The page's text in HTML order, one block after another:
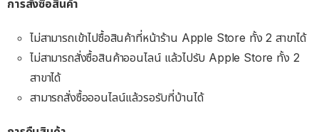
การสั่งซื้อสินค้า
ไม่สามารถเข้าไปซื้อสินค้าที่หน้าร้าน Apple Store ทั้ง 2 สาขาได้
ไม่สามารถสั่งซื้อสินค้าออนไลน์ แล้วไปรับ Apple Store ทั้ง 2
สาขาได้
สามารถสั่งซื้อออนไลน์แล้วรอรับที่บ้านได้